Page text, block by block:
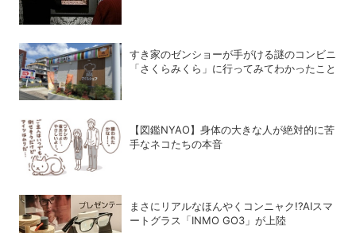
すき家のゼンショーが手がける謎のコンビニ
「さくらみくら」に行ってみてわかったこと
【図鑑NYAO】身体の大きな人が絶対的に苦
手なネコたちの本音
まさにリアルなほんやくコンニャク!?AIスマ
ートグラス「INMO GO3」が上陸